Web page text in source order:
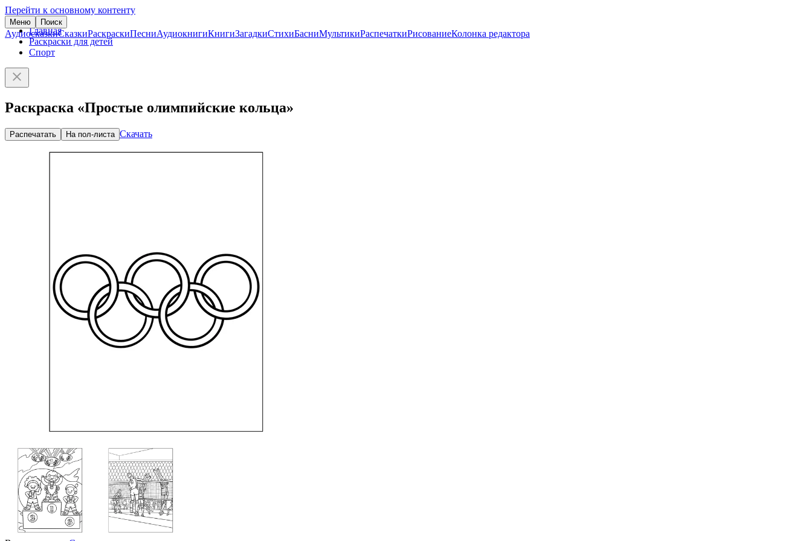
Перейти к основному контенту
Меню Поиск
АудиосказкиСказкиРаскраскиПесниАудиокнигиКнигиЗагадкиСтихиБасниМультикиРаспечаткиРисованиеКолонка редактора
Главная
Раскраски для детей
Спорт
Раскраска «Простые олимпийские кольца»
Распечатать На пол-листа Скачать